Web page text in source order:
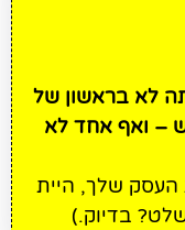
לא בראשון של
– ואף אחד לא
שלך, היית
בדיוק.)